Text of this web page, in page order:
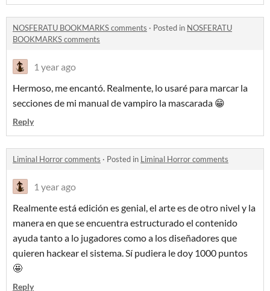
NOSFERATU BOOKMARKS comments · Posted in NOSFERATU
BOOKMARKS comments
1 year ago
Hermoso, me encantó. Realmente, lo usaré para marcar la
secciones de mi manual de vampiro la mascarada 😁
Reply
Liminal Horror comments · Posted in Liminal Horror comments
1 year ago
Realmente está edición es genial, el arte es de otro nivel y la
manera en que se encuentra estructurado el contenido
ayuda tanto a lo jugadores como a los diseñadores que
quieren hackear el sistema. Sí pudiera le doy 1000 puntos
🤩
Reply